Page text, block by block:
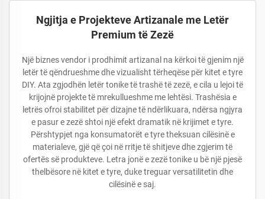
Ngjitja e Projekteve Artizanale me Letër
Premium të Zezë
Një biznes vendor i prodhimit artizanal na kërkoi të gjenim një
letër të qëndrueshme dhe vizualisht tërheqëse për kitet e tyre
DIY. Ata zgjodhën letër tonike të trashë të zezë, e cila u lejoi të
krijojnë projekte të mrekullueshme me lehtësi. Trashësia e
letrës ofroi stabilitet për dizajne të ndërlikuara, ndërsa ngjyra
e pasur e zezë shtoi një efekt dramatik në krijimet e tyre.
Përshtypjet nga konsumatorët e tyre theksuan cilësinë e
materialeve, gjë që çoi në rritje të shitjeve dhe zgjerim të
ofertës së produkteve. Letra jonë e zezë tonike u bë një pjesë
thelbësore në kitet e tyre, duke treguar versatilitetin dhe
cilësinë e saj.